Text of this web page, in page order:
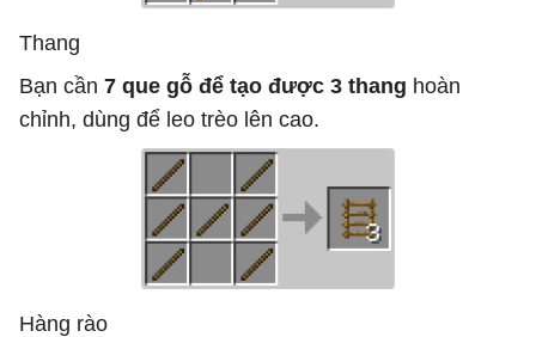
Thang
Bạn cần 7 que gỗ để tạo được 3 thang hoàn
chỉnh, dùng để leo trèo lên cao.
Hàng rào